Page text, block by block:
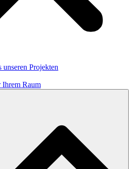
unseren Projekten
Ihrem Raum